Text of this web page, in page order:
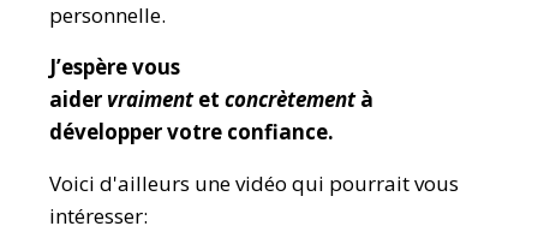
personnelle.
J’espère vous
aidervraimentet concrètementà
développer votre confiance.
Voici d'ailleurs une vidéo qui pourrait vous
intéresser: